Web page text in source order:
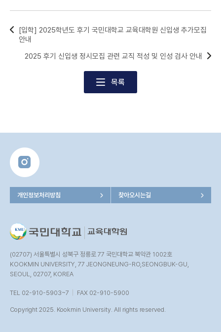
[입학] 2025학년도 후기 국민대학교 교육대학원 신입생 추가모집
안내
목록
2025 후기 신입생 정시모집 관련 교직 적성 및 인성 검사 안내
(02707) 서울특별시 성북구 정릉로 77 국민대학교 북악관 1002호
KOOKMIN UNIVERSITY, 77 JEONGNEUNG-RO,SEONGBUK-GU,
SEOUL, 02707, KOREA
TEL 02-910-5903~7 FAX 02-910-5900
Copyright 2025. Kookmin University. All rights reserved.
개인정보처리방침 찾아오시는길